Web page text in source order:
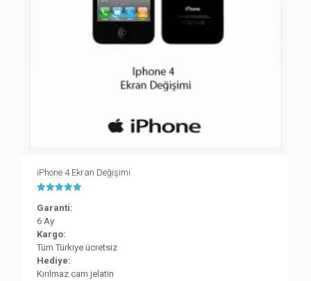
iPhone 4 Ekran Değişimi
5.00
Garanti:
6 Ay
Kargo:
Tüm Türkiye ücretsiz
Hediye:
Kırılmaz cam jelatin